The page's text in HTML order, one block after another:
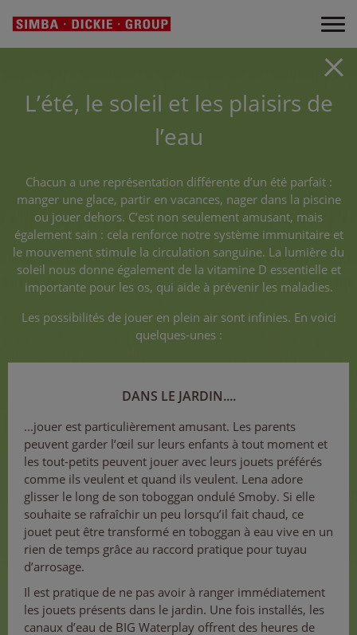
L’été, le soleil et les plaisirs de
l’eau
Chacun a une représentation différente d’un été parfait :
manger une glace, partir en vacances, nager dans la piscine
ou jouer dehors. C’est non seulement amusant, mais
également sain : cela renforce notre système immunitaire et
le mouvement stimule la circulation sanguine. La lumière du
soleil nous donne également de la vitamine D essentielle et
importante pour les os, qui aide à prévenir les maladies.
Les possibilités de jouer en plein air sont infinies. En voici
quelques-unes :
DANS LE JARDIN....
...jouer est particulièrement amusant. Les parents
peuvent garder l’œil sur leurs enfants à tout moment et
les tout-petits peuvent jouer avec leurs jouets préférés
comme ils veulent et quand ils veulent. Lena adore
glisser le long de son toboggan ondulé Smoby. Si elle
souhaite se rafraîchir un peu lorsqu’il fait chaud, ce
jouet peut être transformé en toboggan à eau vive en un
rien de temps grâce au raccord pratique pour tuyau
d’arrosage.
Il est pratique de ne pas avoir à ranger immédiatement
les jouets présents dans le jardin. Une fois installés, les
canaux d’eau de BIG Waterplay offrent des heures de